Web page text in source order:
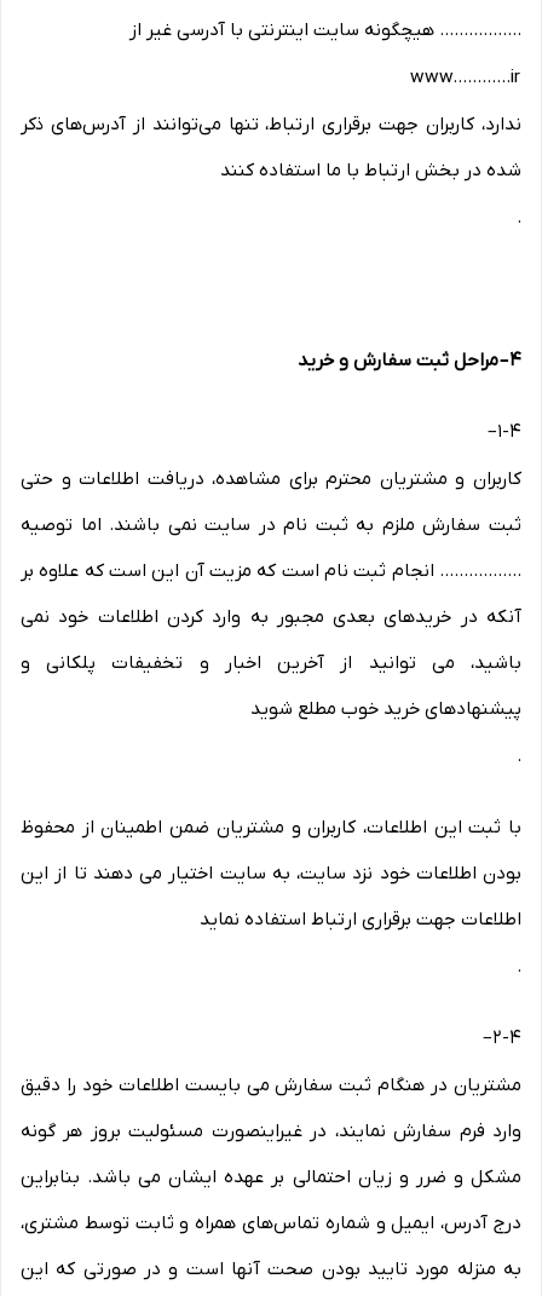
................. هیچگونه سایت اینترنتی با آدرسی غیر از
ندارد، کاربران جهت برقراری ارتباط، تنها می‏‌توانند از آدرس‌‏های ذکر
شده در بخش ارتباط با ما استفاده کنند
.
۴–مراحل ثبت سفارش و خرید
1-۴–
کاربران و مشتریان محترم برای مشاهده، دریافت اطلاعات و حتی
ثبت سفارش ملزم به ثبت نام در سایت نمی باشند. اما توصیه
................. انجام ثبت نام است که مزیت آن این است که علاوه بر
آنکه در خریدهای بعدی مجبور به وارد کردن اطلاعات خود نمی
باشید، می توانید از آخرین اخبار و تخفیفات پلکانی و
پیشنهادهای خرید خوب مطلع شوید
.
با ثبت این اطلاعات، کاربران و مشتریان ضمن اطمینان از محفوظ
بودن اطلاعات خود نزد سایت، به سایت اختیار می دهند تا از این
اطلاعات جهت برقراری ارتباط استفاده نماید
.
2-۴–
مشتریان در هنگام ثبت سفارش می بایست اطلاعات خود را دقیق
وارد فرم سفارش نمایند، در غیراینصورت مسئولیت بروز هر گونه
مشکل و ضرر و زیان احتمالی بر عهده ایشان می باشد. بنابراین
درج آدرس، ایمیل و شماره تماس‌های همراه و ثابت توسط مشتری،
به منزله مورد تایید بودن صحت آنها است و در صورتی که این